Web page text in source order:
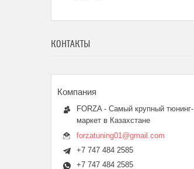
КОНТАКТЫ
FORZA - Самый крупный тюнинг-
маркет в Казахстане
forzatuning01@gmail.com
+7 747 484 2585
+7 747 484 2585